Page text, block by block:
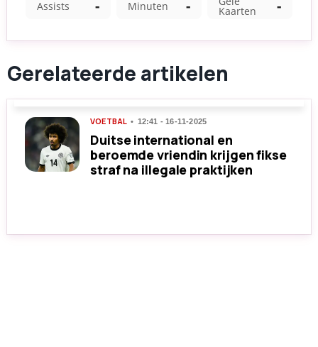
Gerelateerde artikelen
VOETBAL 12:41 - 16-11-2025
Duitse international en
beroemde vriendin krijgen fikse
straf na illegale praktijken